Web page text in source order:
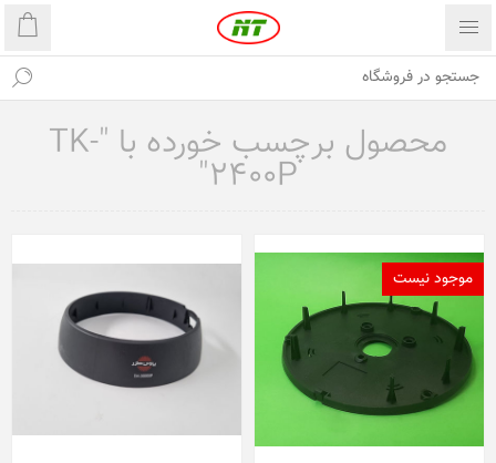
محصول برچسب خورده با "TK-
2400P"
موجود نیست